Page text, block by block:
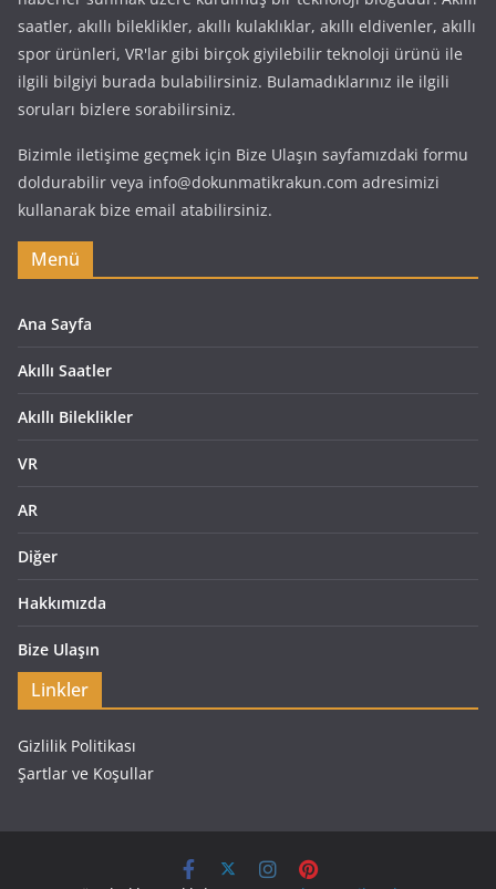
saatler, akıllı bileklikler, akıllı kulaklıklar, akıllı eldivenler, akıllı
spor ürünleri, VR'lar gibi birçok giyilebilir teknoloji ürünü ile
ilgili bilgiyi burada bulabilirsiniz. Bulamadıklarınız ile ilgili
soruları bizlere sorabilirsiniz.
Bizimle iletişime geçmek için Bize Ulaşın sayfamızdaki formu
doldurabilir veya info@dokunmatikrakun.com adresimizi
kullanarak bize email atabilirsiniz.
Menü
Ana Sayfa
Akıllı Saatler
Akıllı Bileklikler
VR
AR
Diğer
Hakkımızda
Bize Ulaşın
Linkler
Gizlilik Politikası
Şartlar ve Koşullar